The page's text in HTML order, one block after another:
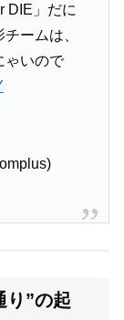
DIE」だに
ームは、
ゃいので
り”の起